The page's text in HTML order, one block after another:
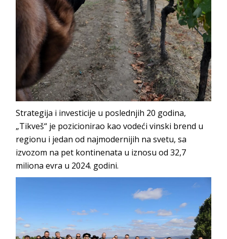
Strategija i investicije u poslednjih 20 godina,
„Tikveš“ je pozicionirao kao vodeći vinski brend u
regionu i jedan od najmodernijih na svetu, sa
izvozom na pet kontinenata u iznosu od 32,7
miliona evra u 2024. godini.